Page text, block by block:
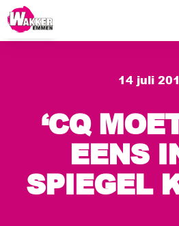
14 juli
‘CQ
EENS
SPIEGEL